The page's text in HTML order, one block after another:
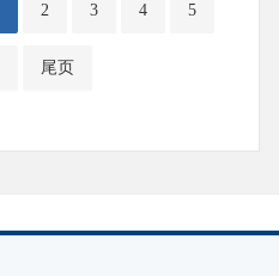
2 3 4 5
尾页